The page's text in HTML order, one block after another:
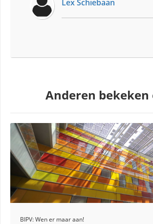
Lex Schiebaan
Anderen bekeken
BIPV: Wen er maar aan!